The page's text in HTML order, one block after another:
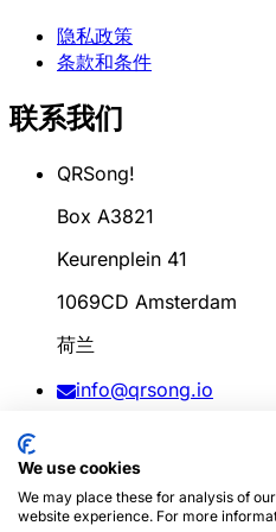
隐私政策
条款和条件
联系我们
QRSong!
Box A3821
Keurenplein 41
1069CD Amsterdam
荷兰
info@qrsong.io
增值税: 8689.27.764.B.01
We use cookies
We may place these for analysis of
website experience. For more